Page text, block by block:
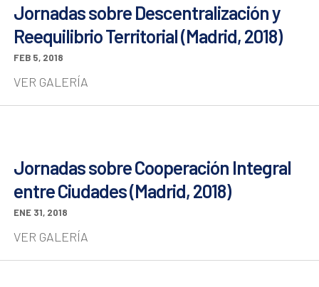
Jornadas sobre Descentralización y
Reequilibrio Territorial (Madrid, 2018)
FEB 5, 2018
VER GALERÍA
Jornadas sobre Cooperación Integral
entre Ciudades (Madrid, 2018)
ENE 31, 2018
VER GALERÍA